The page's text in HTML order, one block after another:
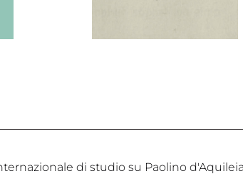
di studio su Paolino